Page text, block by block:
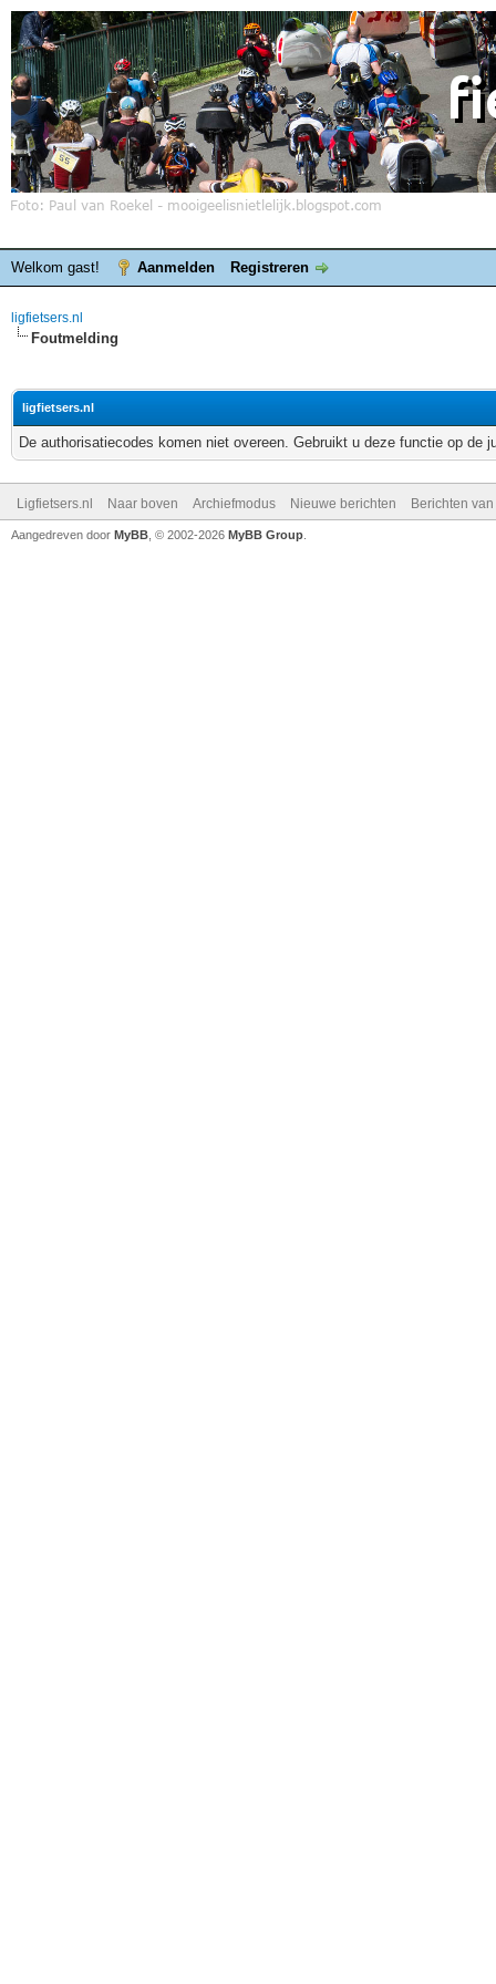
Welkom gast! Aanmelden Registreren
ligfietsers.nl
Foutmelding
ligfietsers.nl
De authorisatiecodes komen niet overeen. Gebruikt u deze functie op de
Ligfietsers.nl Naar boven Archiefmodus Nieuwe berichten Berichten
Aangedreven door MyBB , © 2002-2026 MyBB Group